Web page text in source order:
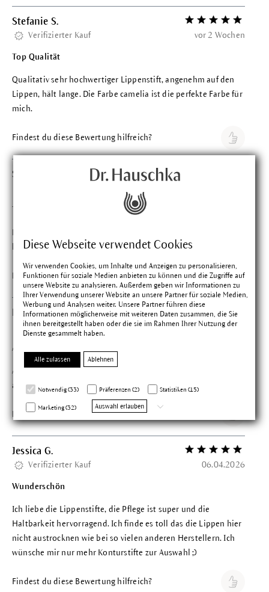
Diese Webseite verwendet Cookies
Wir verwenden Cookies, um Inhalte und Anzeigen zu personalisieren,
Funktionen für soziale Medien anbieten zu können und die Zugriffe auf
unsere Website zu analysieren. Außerdem geben wir Informationen zu
Ihrer Verwendung unserer Website an unsere Partner für soziale Medien,
Werbung und Analysen weiter. Unsere Partner führen diese
Informationen möglicherweise mit weiteren Daten zusammen, die Sie
ihnen bereitgestellt haben oder die sie im Rahmen Ihrer Nutzung der
Dienste gesammelt haben.
Alle zulassen Ablehnen
Notwendig (33) Präferenzen (2) Statistiken (15)
Marketing (32) Auswahl erlauben
Stefanie S. Bewertung mit 5
Verifizierter Kauf vor 2 Wochen
Top Qualität
Qualitativ sehr hochwertiger Lippenstift, angenehm auf den
Lippen, hält lange. Die Farbe camelia ist die perfekte Farbe für
mich.
Findest du diese Bewertung hilfreich?
Sabine T.
Total angenehm
Der Lippenstift lässt sich leicht und angenehm auftragen und
hält lange. Das leichte Schimmern finde ich richtig gut.
Findest du diese Bewertung hilfreich?
Liubov A. Bewertung mit 5
Verifizierter Kauf 07.04.2026
Absolutely gorgeous lipstick
Absolutely gorgeous lipstick! High-quality formula and feels
amazing on the lips. I’m obsessed!
Findest du diese Bewertung hilfreich?
Jessica G. Bewertung mit 5
Verifizierter Kauf 06.04.2026
Wunderschön
Ich liebe die Lippenstifte, die Pflege ist super und die
Haltbarkeit hervorragend. Ich finde es toll das die Lippen hier
nicht austrocknen wie bei so vielen anderen Herstellern. Ich
wünsche mir nur mehr Konturstifte zur Auswahl ;)
Findest du diese Bewertung hilfreich?